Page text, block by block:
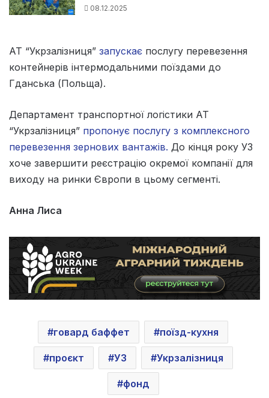
08.12.2025
АТ “Укрзалізниця” запускає послугу перевезення
контейнерів інтермодальними поїздами до
Гданська (Польща).
Департамент транспортної логістики АТ
“Укрзалізниця” пропонує послугу з комплексного
перевезення зернових вантажів. До кінця року УЗ
хоче завершити реєстрацію окремої компанії для
виходу на ринки Європи в цьому сегменті.
Анна Лиса
говард баффет поїзд-кухня
проєкт УЗ Укрзалізниця
фонд